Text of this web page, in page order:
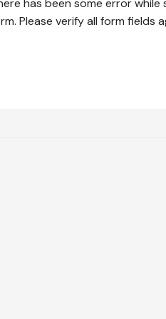
has been some error
Please verify all form fields